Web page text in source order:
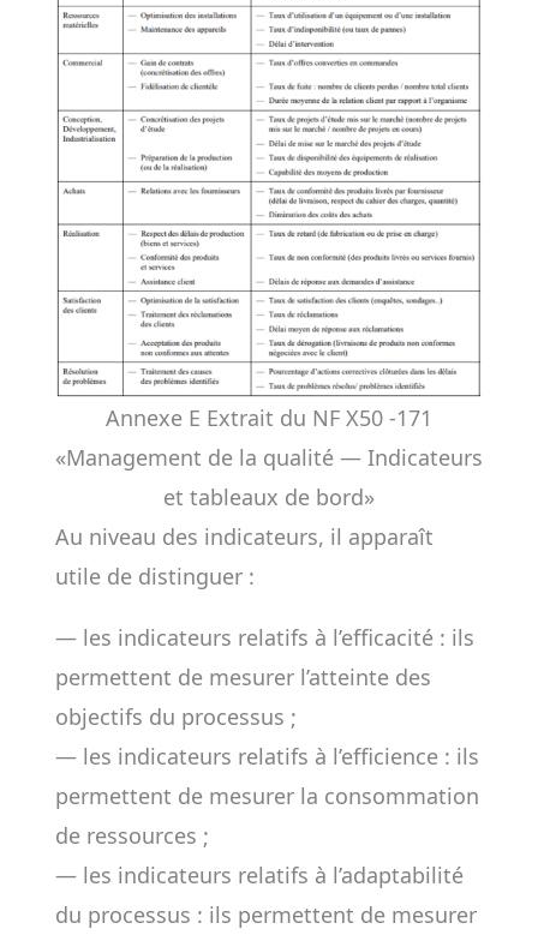
Annexe E Extrait du NF X50 -171
«Management de la qualité — Indicateurs
et tableaux de bord»
Au niveau des indicateurs, il apparaît
utile de distinguer :
— les indicateurs relatifs à l’efficacité : ils
permettent de mesurer l’atteinte des
objectifs du processus ;
— les indicateurs relatifs à l’efficience : ils
permettent de mesurer la consommation
de ressources ;
— les indicateurs relatifs à l’adaptabilité
du processus : ils permettent de mesurer